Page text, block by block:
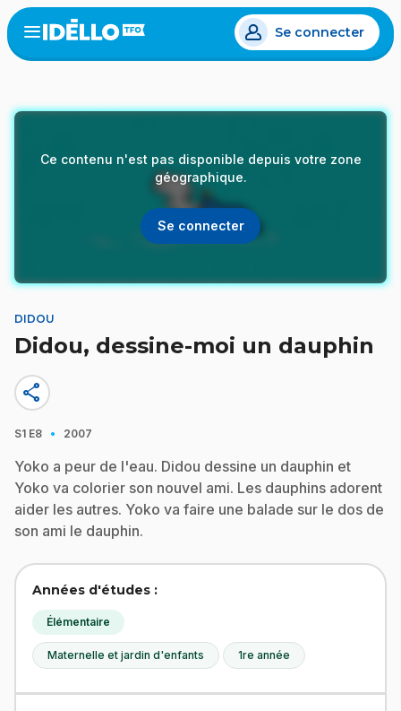
Aller
au
contenu
Open
menu
Se connecter
Ce contenu n'est pas disponible depuis votre zone
géographique.
Se connecter
DIDOU
Didou, dessine-moi un dauphin
share
S1 E8 · 2007
Yoko a peur de l'eau. Didou dessine un dauphin et
Yoko va colorier son nouvel ami. Les dauphins adorent
aider les autres. Yoko va faire une balade sur le dos de
son ami le dauphin.
Années d'études :
Élémentaire
Maternelle et jardin d'enfants 1re année